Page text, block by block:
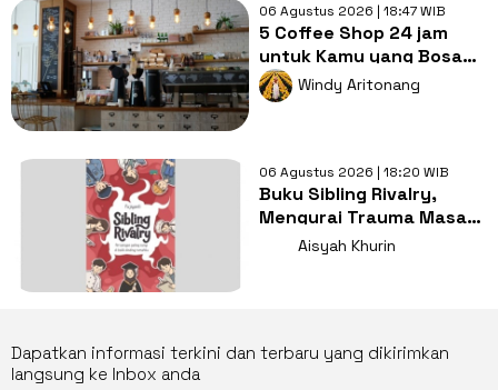
06 Agustus 2026 | 18:47 WIB
5 Coffee Shop 24 jam
untuk Kamu yang Bosan
Nugas di Kos
Windy Aritonang
06 Agustus 2026 | 18:20 WIB
Buku Sibling Rivalry,
Mengurai Trauma Masa
Kecil dan Persaingan
Aisyah Khurin
Dapatkan informasi terkini dan terbaru yang dikirimkan
langsung ke Inbox anda